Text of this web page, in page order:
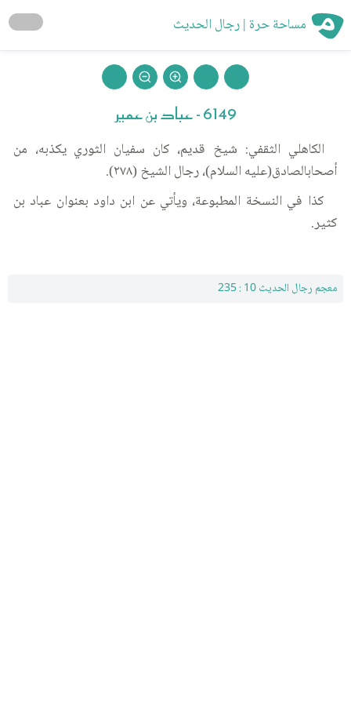
مساحة حرة | رجال الحديث
6149 - عباد بن عمير
الكاهلي الثقفي: شيخ قديم، كان سفيان الثوري يكذبه، من
أصحابالصادق(عليه السلام)، رجال الشيخ (٢٧٨).
كذا في النسخة المطبوعة، ويأتي عن ابن داود بعنوان عباد بن
كثير.
معجم رجال الحديث 10 : 235